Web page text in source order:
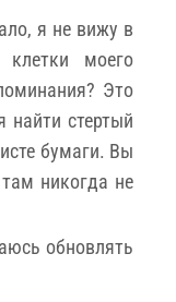
я не вижу в
моего
Это
найти стертый
бумаги. Вы
никогда не
обновлять